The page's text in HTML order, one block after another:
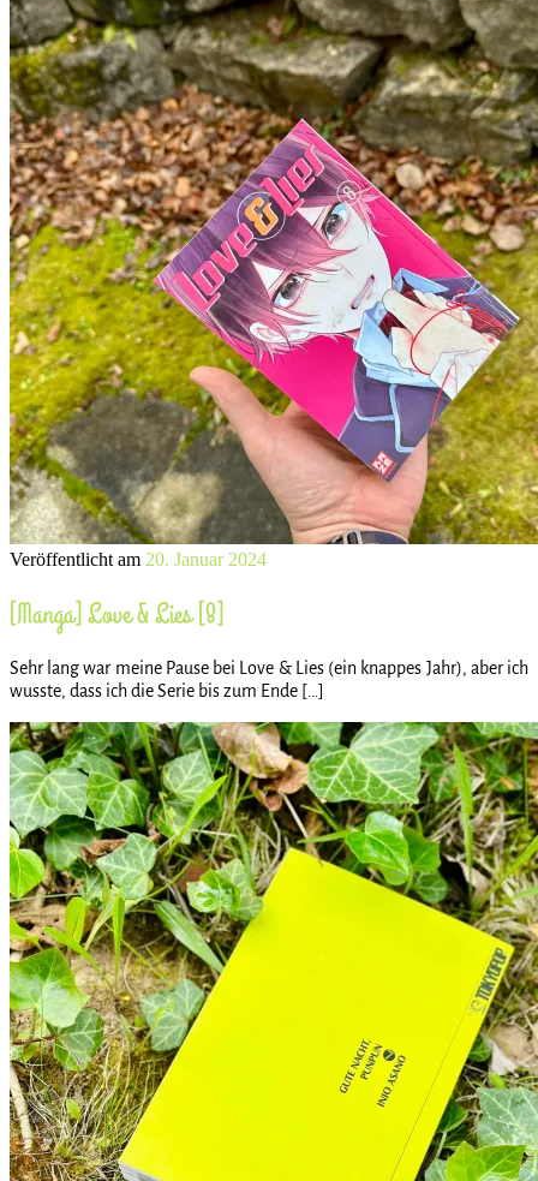
Veröffentlicht am 20. Januar 2024
[Manga] Love & Lies [8]
Sehr lang war meine Pause bei Love & Lies (ein knappes Jahr), aber ich
wusste, dass ich die Serie bis zum Ende […]